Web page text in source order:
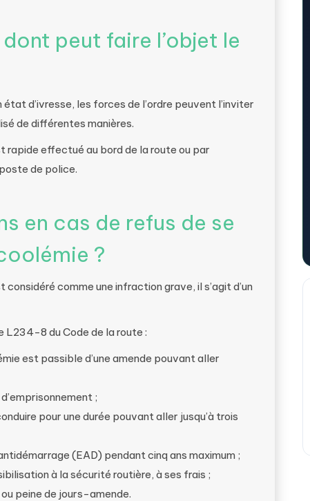
peut faire l’objet le
d’ivresse, les forces de l’ordre peuvent l’inviter
de différentes manières.
effectué au bord de la route ou par
de police.
en cas de refus de se
?
comme une infraction grave, il s’agit d’un
L234-8 du Code de la route :
est passible d’une amende pouvant aller
;
pour une durée pouvant aller jusqu’à trois
(EAD) pendant cinq ans maximum ;
à la sécurité routière, à ses frais ;
peine de jours-amende.